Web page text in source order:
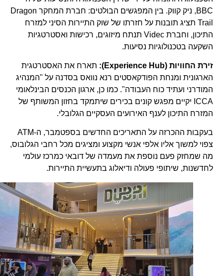
BBC, ניק קווק. בין המפגשים הבולטים: חברת המחקר Dragon
Trail תציג תובנות על חזרתו של שוק התיירות הסיני למזרח
התיכון, וחברת Videc תנתח מיזוגים, רכישות ואסטרטגיות
השקעה בטכנולוגיות נסיעות.
זירת החוויות (Experience Hub):
תארח את האסטרטגית
הארגונית ומנחת הפודקאסטים רנא נוואס בסדנה על "המנהיג
המודרני ועתיד כוח העבודה". כמו כן, ארגון הכנסים הבינלאומי
ICCA יקיים מפגש קונים בכירים שיתמקד בחזון המשותף של
המזרח התיכון לענף האירועים העסקיים הגלובלי.
בעקבות ההכרזה על התאריכים החדשים בספטמבר, ה-ATM
צפוי למשוך אליו אלפי אנשי מקצוע ומציגים מכל רחבי הגלובוס,
מה שמחזק פעם נוספת את מעמדה של דובאי כמרכז עולמי
לחדשנות, שיתופי פעולה ודיאלוג בתעשיית התיירות.